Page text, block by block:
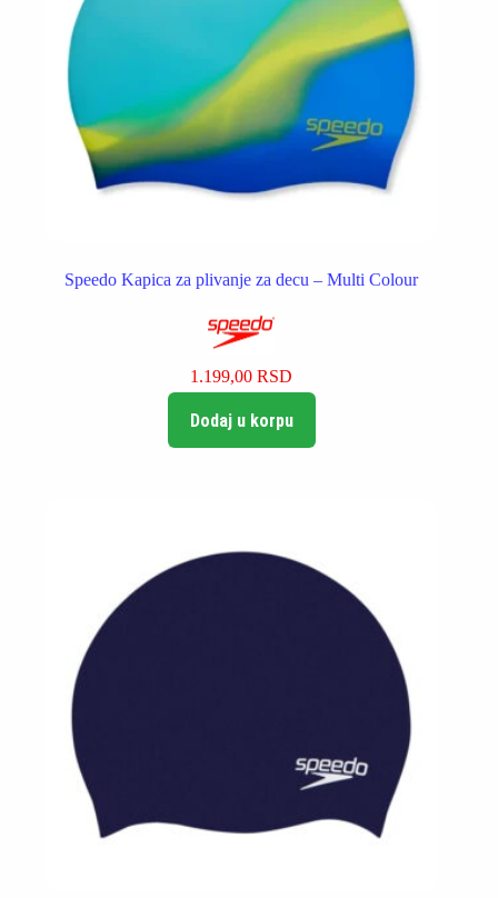
Speedo Kapica za plivanje za decu – Multi Colour
1.199,00RSD
Dodaj u korpu